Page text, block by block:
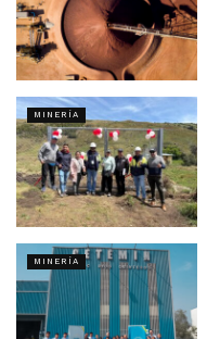
MINERÍA
MINERÍA